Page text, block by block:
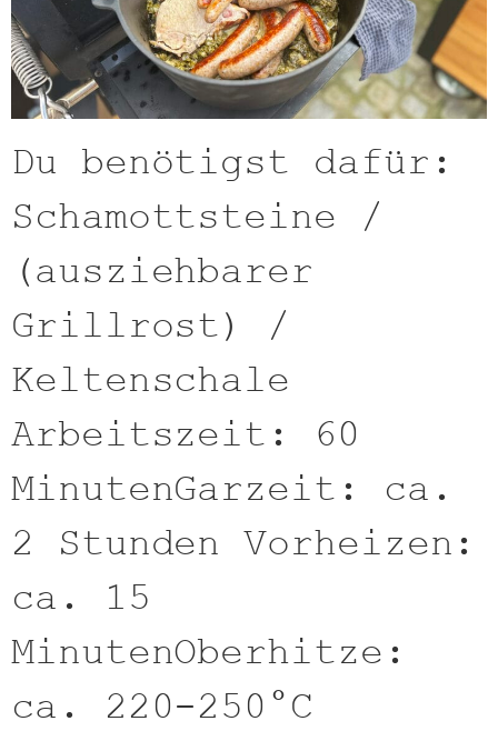
Du benötigst dafür:
Schamottsteine /
(ausziehbarer
Grillrost) /
Keltenschale
Arbeitszeit: 60
MinutenGarzeit: ca.
2 Stunden Vorheizen:
ca. 15
MinutenOberhitze:
ca. 220-250°C